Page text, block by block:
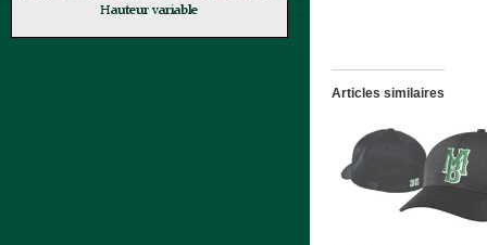
Articles similaires